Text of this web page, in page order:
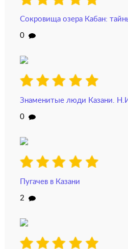
Сокровища озера Кабан:
0
Знаменитые люди Казани.
0
Пугачев в Казани
2